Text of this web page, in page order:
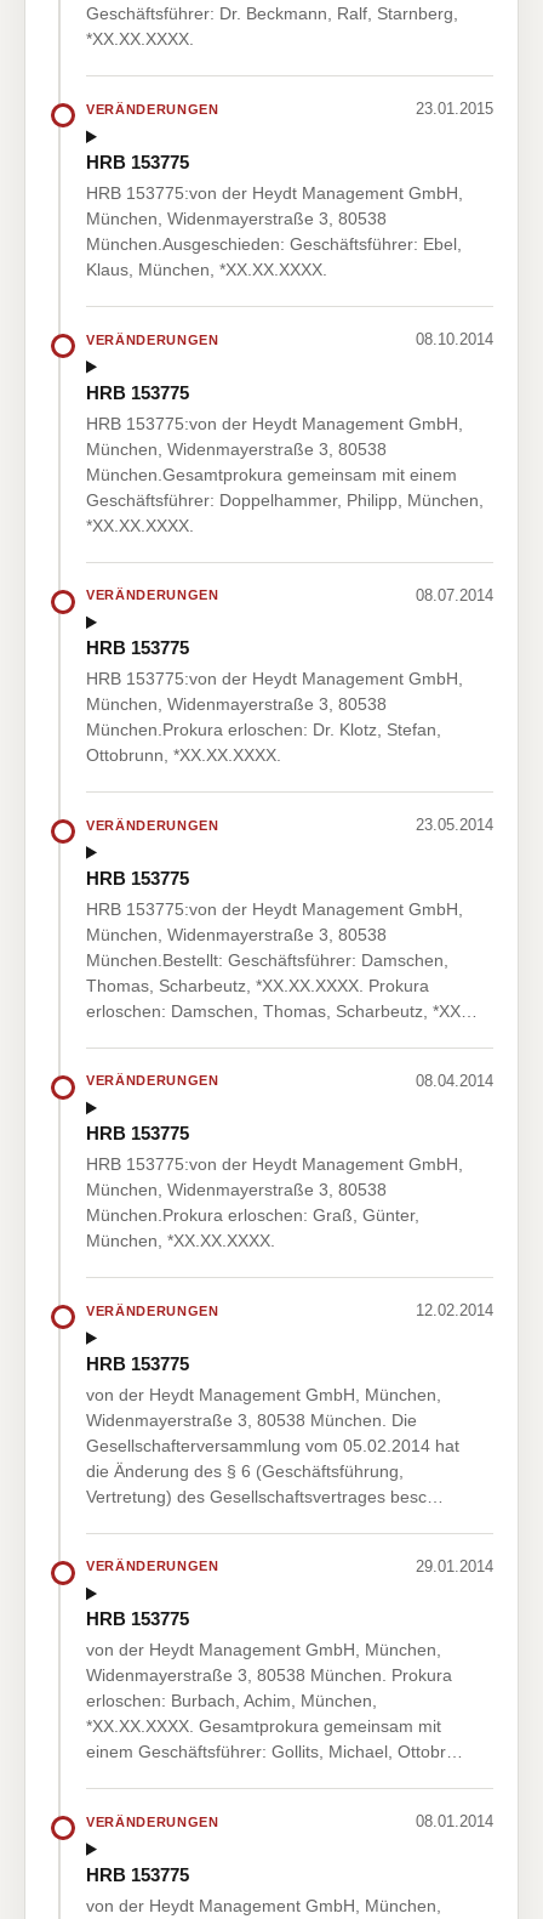
Geschäftsführer: Dr. Beckmann, Ralf, Starnberg,
*XX.XX.XXXX.
VERÄNDERUNGEN 23.01.2015
HRB 153775
HRB 153775:von der Heydt Management GmbH,
München, Widenmayerstraße 3, 80538
München.Ausgeschieden: Geschäftsführer: Ebel,
Klaus, München, *XX.XX.XXXX.
VERÄNDERUNGEN 08.10.2014
HRB 153775
HRB 153775:von der Heydt Management GmbH,
München, Widenmayerstraße 3, 80538
München.Gesamtprokura gemeinsam mit einem
Geschäftsführer: Doppelhammer, Philipp, München,
*XX.XX.XXXX.
VERÄNDERUNGEN 08.07.2014
HRB 153775
HRB 153775:von der Heydt Management GmbH,
München, Widenmayerstraße 3, 80538
München.Prokura erloschen: Dr. Klotz, Stefan,
Ottobrunn, *XX.XX.XXXX.
VERÄNDERUNGEN 23.05.2014
HRB 153775
HRB 153775:von der Heydt Management GmbH,
München, Widenmayerstraße 3, 80538
München.Bestellt: Geschäftsführer: Damschen,
Thomas, Scharbeutz, *XX.XX.XXXX. Prokura
erloschen: Damschen, Thomas, Scharbeutz, *XX…
VERÄNDERUNGEN 08.04.2014
HRB 153775
HRB 153775:von der Heydt Management GmbH,
München, Widenmayerstraße 3, 80538
München.Prokura erloschen: Graß, Günter,
München, *XX.XX.XXXX.
VERÄNDERUNGEN 12.02.2014
HRB 153775
von der Heydt Management GmbH, München,
Widenmayerstraße 3, 80538 München. Die
Gesellschafterversammlung vom 05.02.2014 hat
die Änderung des § 6 (Geschäftsführung,
Vertretung) des Gesellschaftsvertrages besc…
VERÄNDERUNGEN 29.01.2014
HRB 153775
von der Heydt Management GmbH, München,
Widenmayerstraße 3, 80538 München. Prokura
erloschen: Burbach, Achim, München,
*XX.XX.XXXX. Gesamtprokura gemeinsam mit
einem Geschäftsführer: Gollits, Michael, Ottobr…
VERÄNDERUNGEN 08.01.2014
HRB 153775
von der Heydt Management GmbH, München,